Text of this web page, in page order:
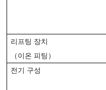
리프팅 장치
（이온 피팅）
전기 구성